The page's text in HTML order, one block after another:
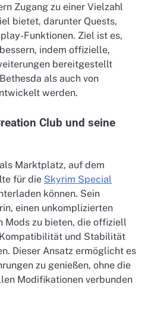
Zugang zu einer Vielzahl
bietet, darunter Quests,
Funktionen. Ziel ist es,
indem offizielle,
bereitgestellt
als auch von
werden.
Club und seine
Marktplatz, auf dem
für die Skyrim Special
können. Sein
einen unkomplizierten
Mods zu bieten, die offiziell
und Stabilität
Dieser Ansatz ermöglicht es
zu genießen, ohne die
Modifikationen verbunden